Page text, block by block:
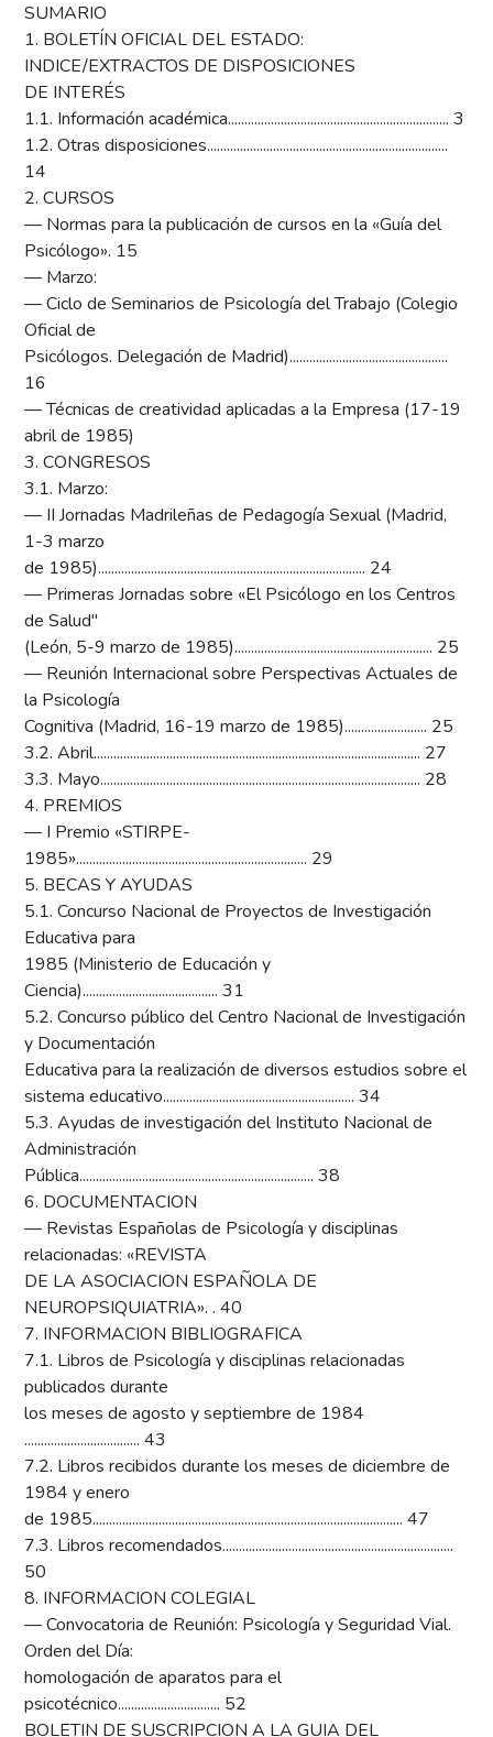
SUMARIO
1. BOLETÍN OFICIAL DEL ESTADO:
INDICE/EXTRACTOS DE DISPOSICIONES
DE INTERÉS
1.1. Información académica................................................................... 3
1.2. Otras disposiciones.........................................................................
14
2. CURSOS
— Normas para la publicación de cursos en la «Guía del
Psicólogo». 15
— Marzo:
— Ciclo de Seminarios de Psicología del Trabajo (Colegio
Oficial de
Psicólogos. Delegación de Madrid)................................................
16
— Técnicas de creatividad aplicadas a la Empresa (17-19
abril de 1985)
3. CONGRESOS
3.1. Marzo:
— II Jornadas Madrileñas de Pedagogía Sexual (Madrid,
1-3 marzo
de 1985)................................................................................. 24
— Primeras Jornadas sobre «El Psicólogo en los Centros
de Salud"
(León, 5-9 marzo de 1985)............................................................ 25
— Reunión Internacional sobre Perspectivas Actuales de
la Psicología
Cognitiva (Madrid, 16-19 marzo de 1985)......................... 25
3.2. Abril................................................................................................... 27
3.3. Mayo................................................................................................. 28
4. PREMIOS
— I Premio «STIRPE-
1985»...................................................................... 29
5. BECAS Y AYUDAS
5.1. Concurso Nacional de Proyectos de Investigación
Educativa para
1985 (Ministerio de Educación y
Ciencia)......................................... 31
5.2. Concurso público del Centro Nacional de Investigación
y Documentación
Educativa para la realización de diversos estudios sobre el
sistema educativo.......................................................... 34
5.3. Ayudas de investigación del Instituto Nacional de
Administración
Pública....................................................................... 38
6. DOCUMENTACION
— Revistas Españolas de Psicología y disciplinas
relacionadas: «REVISTA
DE LA ASOCIACION ESPAÑOLA DE
NEUROPSIQUIATRIA». . 40
7. INFORMACION BIBLIOGRAFICA
7.1. Libros de Psicología y disciplinas relacionadas
publicados durante
los meses de agosto y septiembre de 1984
................................... 43
7.2. Libros recibidos durante los meses de diciembre de
1984 y enero
de 1985.............................................................................................. 47
7.3. Libros recomendados......................................................................
50
8. INFORMACION COLEGIAL
— Convocatoria de Reunión: Psicología y Seguridad Vial.
Orden del Día:
homologación de aparatos para el
psicotécnico............................... 52
BOLETIN DE SUSCRIPCION A LA GUIA DEL